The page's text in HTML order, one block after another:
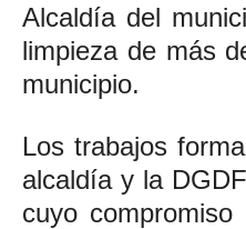
Alcaldía del
limpieza de más
municipio.
Los trabajos
alcaldía y la
cuyo